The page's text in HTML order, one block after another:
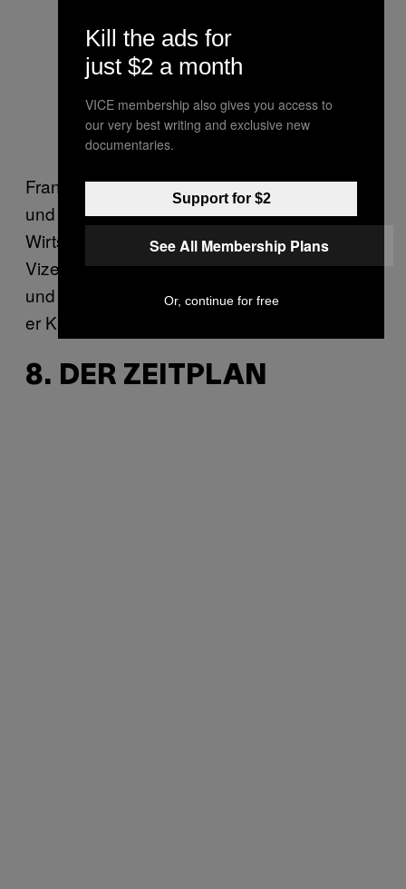
Frank-Walter Steinmeier war Außenminister
und wird jetzt Bundespräsident. Gabriel war
Wirtschaftsminister, SPD-Vorsitzender und
Vize-Kanzler und wird jetzt Außenminister,
und Martin Schulz wird Kanzlerkandidat. Ob
er Kanzler wird? Siehe 5.
8. DER ZEITPLAN
Kill the ads for
just $2 a month
VICE membership also gives you access to
our very best writing and exclusive new
documentaries.
Support for $2
See All Membership Plans
Or, continue for free